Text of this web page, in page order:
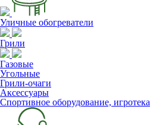
Уличные обогреватели
Грили
Газовые
Угольные
Грили-очаги
Аксессуары
Спортивное оборудование, игротека